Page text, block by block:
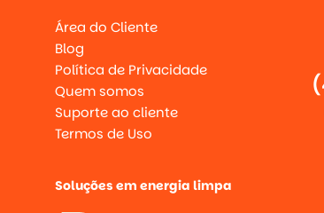
Área do Cliente
Blog
Política de Privacidade
Quem somos
Suporte ao cliente
Termos de Uso
Soluções em energia limpa